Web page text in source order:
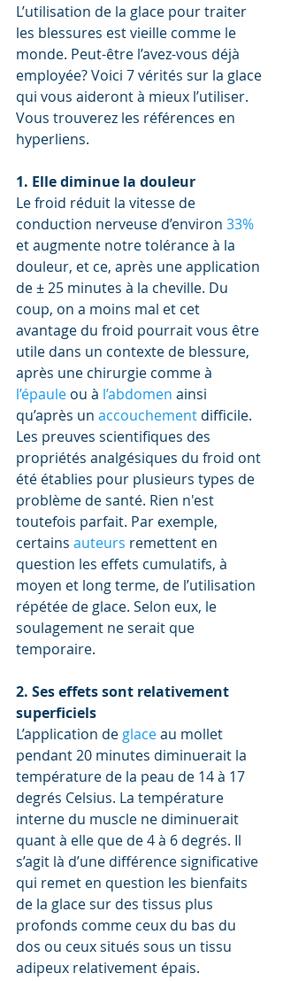
L’utilisation de la glace pour traiter
les blessures est vieille comme le
monde. Peut-être l’avez-vous déjà
employée? Voici 7 vérités sur la glace
qui vous aideront à mieux l’utiliser.
Vous trouverez les références en
hyperliens.
1. Elle diminue la douleur
Le froid réduit la vitesse de
conduction nerveuse d’environ 33%
et augmente notre tolérance à la
douleur, et ce, après une application
de ± 25 minutes à la cheville. Du
coup, on a moins mal et cet
avantage du froid pourrait vous être
utile dans un contexte de blessure,
après une chirurgie comme à
l’épaule ou à l’abdomen ainsi
qu’après un accouchement difficile.
Les preuves scientifiques des
propriétés analgésiques du froid ont
été établies pour plusieurs types de
problème de santé. Rien n'est
toutefois parfait. Par exemple,
certains auteurs remettent en
question les effets cumulatifs, à
moyen et long terme, de l’utilisation
répétée de glace. Selon eux, le
soulagement ne serait que
temporaire.
2. Ses effets sont relativement
superficiels
L’application de glace au mollet
pendant 20 minutes diminuerait la
température de la peau de 14 à 17
degrés Celsius. La température
interne du muscle ne diminuerait
quant à elle que de 4 à 6 degrés. Il
s’agit là d’une différence significative
qui remet en question les bienfaits
de la glace sur des tissus plus
profonds comme ceux du bas du
dos ou ceux situés sous un tissu
adipeux relativement épais.